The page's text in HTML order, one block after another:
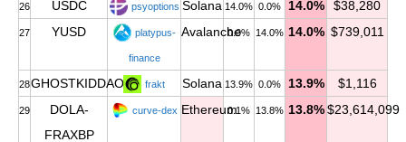
26 USDC psyoptions Solana 14.0% 0.0% 14.0% $38,280
27 YUSD platypus-
finance
Avalanche0.0% 14.0% 14.0% $739,011
28GHOSTKIDDAO frakt Solana 13.9% 0.0% 13.9% $1,116
29
DOLA-
FRAXBP
curve-dex Ethereum0.1% 13.8% 13.8% $23,614,099